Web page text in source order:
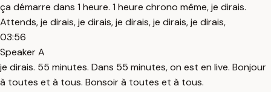
ça démarre dans 1 heure. 1 heure chrono même, je dirais.
Attends, je dirais, je dirais, je dirais, je dirais, je dirais,
03:56
Speaker A
je dirais. 55 minutes. Dans 55 minutes, on est en live. Bonjour
à toutes et à tous. Bonsoir à toutes et à tous.